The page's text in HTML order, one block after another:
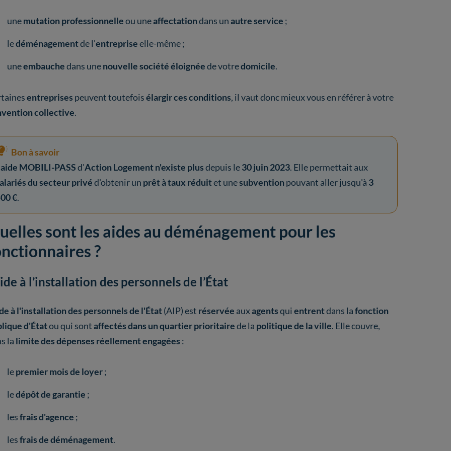
unemutation professionnelleou uneaffectationdans unautre service ;
ledéménagementde l'entrepriseelle-même ;
uneembauchedans unenouvelle société éloignéede votredomicile.
entreprises peuvent toutefoisélargir ces conditions, il vaut donc mieux vous en référer à votre
collective.
Bon à savoir
aide MOBILI-PASSd'Action Logementn'existe plusdepuis le30 juin 2023. Elle permettait aux
du secteur privéd'obtenir un prêt à taux réduitet unesubventionpouvant aller jusqu'à 3
€.
sont les aides au déménagement pour les
?
à l’installation des personnels de l’État
à l'installation des personnels de l'État(AIP) est réservée auxagentsquientrentdans lafonction
d'Étatou qui sontaffectés dans un quartier prioritairede la politique de la ville. Elle couvre,
la limite des dépenses réellement engagées :
lepremier mois de loyer;
ledépôt de garantie ;
lesfrais d'agence ;
lesfrais de déménagement.